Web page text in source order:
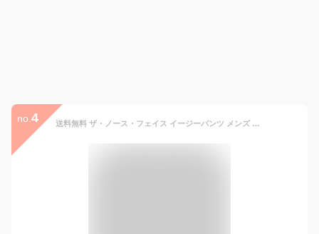
no. 4 送料無料 ザ・ノース・フェイス イージーパンツ メンズ レディース THE NORTH FACE バーサタイルパンツ 軽量 ナイロン ロングパンツ ポケッタブル コンパクト 携帯 アウトドア キャンプ 旅行 レジャー ユニセックス 長ズボン ボトムス 服 ブランド アパレル/NB32550